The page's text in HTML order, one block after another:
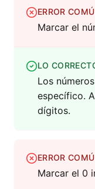
ERROR
Marcar el
LO
Los
específico.
dígitos.
ERROR
Marcar el 0